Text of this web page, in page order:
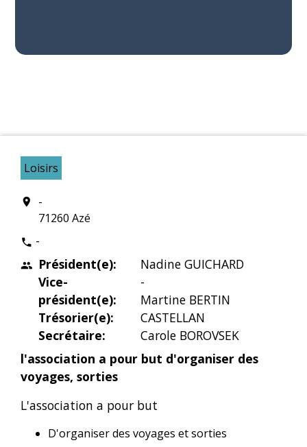
Loisirs
location_on
-
71260 Azé
phone -
people
Président(e):
Vice-
président(e):
Trésorier(e):
Secrétaire:
Nadine GUICHARD
-
Martine BERTIN
CASTELLAN
Carole BOROVSEK
l'association a pour but d'organiser des
voyages, sorties
L'association a pour but
D'organiser des voyages et sorties